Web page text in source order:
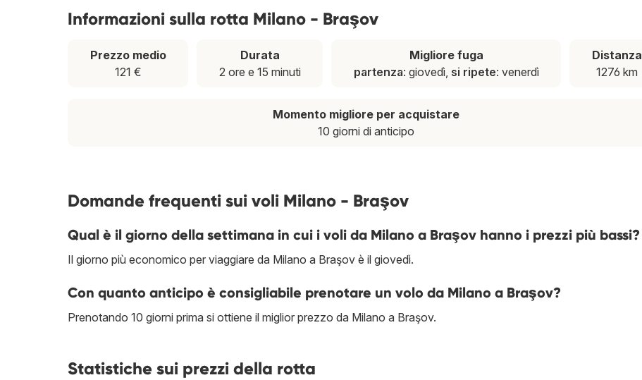
Informazioni sulla rotta Milano - Braşov
Prezzo medio
121 €
Durata
2 ore e 15 minuti
Migliore fuga
partenza: giovedì, si ripete: venerdì
Distanza
1276 km
Momento migliore per acquistare
10 giorni di anticipo
Domande frequenti sui voli Milano - Braşov
Qual è il giorno della settimana in cui i voli da Milano a Braşov hanno i prezzi più bassi?
Il giorno più economico per viaggiare da Milano a Braşov è il giovedì.
Con quanto anticipo è consigliabile prenotare un volo da Milano a Braşov?
Prenotando 10 giorni prima si ottiene il miglior prezzo da Milano a Braşov.
Statistiche sui prezzi della rotta